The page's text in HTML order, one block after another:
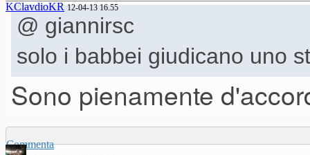
KClavdioKR 12-04-13 16.55
@ giannirsc
solo i babbei giudicano uno
Sono pienamente
Commenta